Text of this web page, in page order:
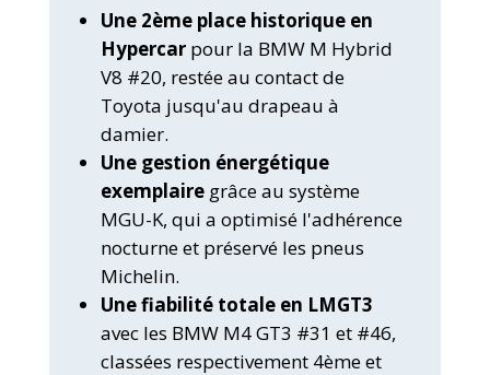
Une 2ème place historique en
Hypercarpour la BMW M Hybrid
V8 #20, restée au contact de
Toyota jusqu'au drapeau à
damier.
Une gestion énergétique
exemplairegrâce au système
MGU-K, qui a optimisé l'adhérence
nocturne et préservé les pneus
Michelin.
Une fiabilité totale en LMGT3
avec les BMW M4 GT3 #31 et #46,
classées respectivement 4ème et